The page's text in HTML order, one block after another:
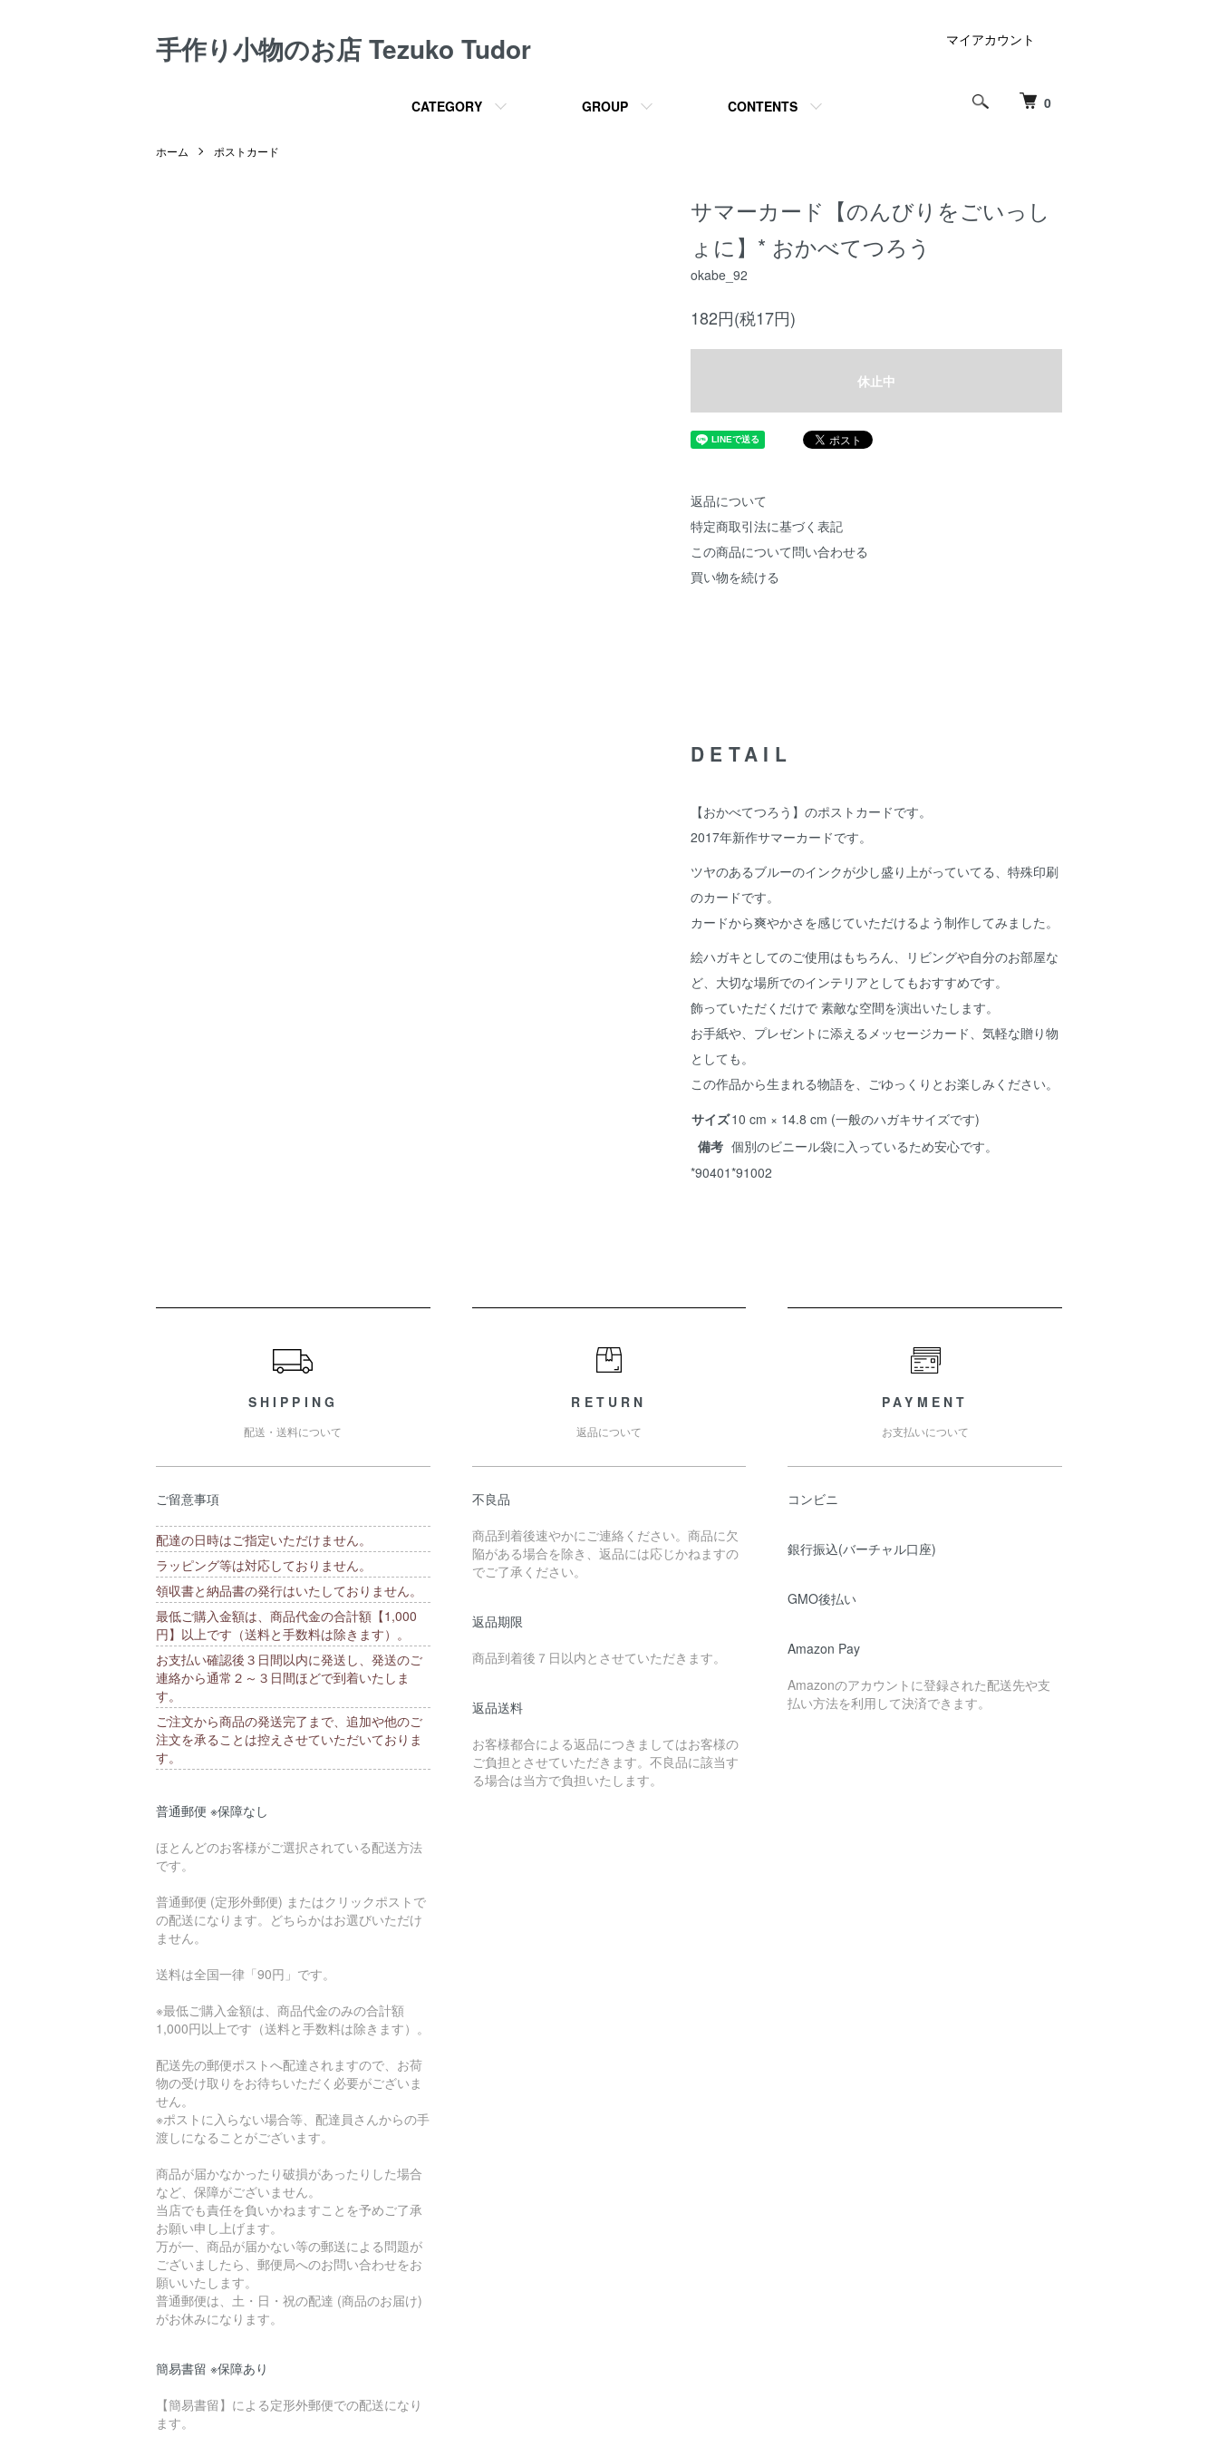
手作り小物のお店 Tezuko Tudor
0
CATEGORY GROUP CONTENTS
マイアカウント
ホーム ポストカード
サマーカード【のんびりをごいっし
ょに】* おかべてつろう
okabe_92
182円(税17円)
休止中
返品について
特定商取引法に基づく表記
この商品について問い合わせる
買い物を続ける
DETAIL
【おかべてつろう】のポストカードです。
2017年新作サマーカードです。
ツヤのあるブルーのインクが少し盛り上がっていてる、特殊印刷
のカードです。
カードから爽やかさを感じていただけるよう制作してみました。
絵ハガキとしてのご使用はもちろん、リビングや自分のお部屋な
ど、大切な場所でのインテリアとしてもおすすめです。
飾っていただくだけで 素敵な空間を演出いたします。
お手紙や、プレゼントに添えるメッセージカード、気軽な贈り物
としても。
この作品から生まれる物語を、ごゆっくりとお楽しみください。
サイズ10 cm × 14.8 cm (一般のハガキサイズです)
備考 個別のビニール袋に入っているため安心です。
*90401*91002
SHIPPING
配送・送料について
ご留意事項
配達の日時はご指定いただけません。
ラッピング等は対応しておりません。
領収書と納品書の発行はいたしておりません。
最低ご購入金額は、商品代金の合計額【1,000
円】以上です（送料と手数料は除きます）。
お支払い確認後３日間以内に発送し、発送のご
連絡から通常２～３日間ほどで到着いたしま
す。
ご注文から商品の発送完了まで、追加や他のご
注文を承ることは控えさせていただいておりま
す。
普通郵便 ※保障なし
ほとんどのお客様がご選択されている配送方法
です。
普通郵便 (定形外郵便) またはクリックポストで
の配送になります。どちらかはお選びいただけ
ません。
送料は全国一律「90円」です。
※最低ご購入金額は、商品代金のみの合計額
1,000円以上です（送料と手数料は除きます）。
配送先の郵便ポストへ配達されますので、お荷
物の受け取りをお待ちいただく必要がございま
せん。
※ポストに入らない場合等、配達員さんからの手
渡しになることがございます。
商品が届かなかったり破損があったりした場合
など、保障がございません。
当店でも責任を負いかねますことを予めご了承
お願い申し上げます。
万が一、商品が届かない等の郵送による問題が
ございましたら、郵便局へのお問い合わせをお
願いいたします。
普通郵便は、土・日・祝の配達 (商品のお届け)
がお休みになります。
簡易書留 ※保障あり
【簡易書留】による定形外郵便での配送になり
ます。
RETURN
返品について
不良品
商品到着後速やかにご連絡ください。商品に欠
陥がある場合を除き、返品には応じかねますの
でご了承ください。
返品期限
商品到着後７日以内とさせていただきます。
返品送料
お客様都合による返品につきましてはお客様の
ご負担とさせていただきます。不良品に該当す
る場合は当方で負担いたします。
PAYMENT
お支払いについて
コンビニ
銀行振込(バーチャル口座)
GMO後払い
Amazon Pay
Amazonのアカウントに登録された配送先や支
払い方法を利用して決済できます。